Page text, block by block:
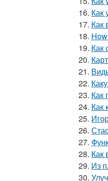
16. Как
17. Как
18.
19. Как
20.
21.
22.
23. Как
24. Как
25.
26.
27.
28. Как
29. Из
30.